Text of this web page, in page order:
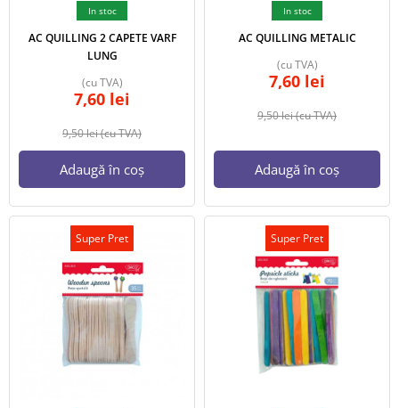
In stoc
AC QUILLING 2 CAPETE VARF
LUNG
9,50lei(cu TVA)
7,60 lei
(cu TVA)
Adaugă în coș
In stoc
AC QUILLING METALIC
9,50lei(cu TVA)
7,60 lei
(cu TVA)
Adaugă în coș
Super Pret Super Pret